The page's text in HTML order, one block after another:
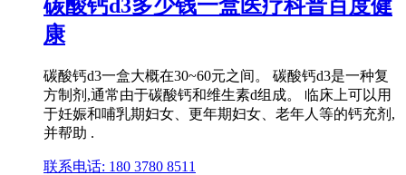
碳酸钙d3多少钱一盒医疗科普百度健
康
碳酸钙d3一盒大概在30~60元之间。 碳酸钙d3是一种复
方制剂,通常由于碳酸钙和维生素d组成。 临床上可以用
于妊娠和哺乳期妇女、更年期妇女、老年人等的钙充剂,
并帮助 .
联系电话: 180 3780 8511